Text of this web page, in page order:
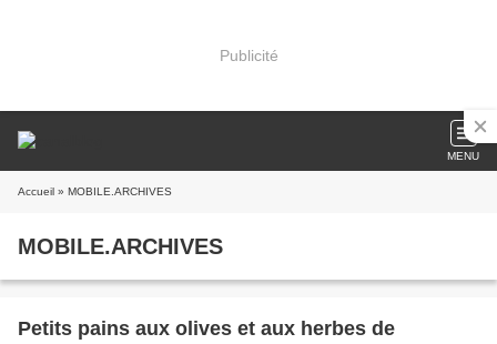
Publicité
MENU
Accueil » MOBILE.ARCHIVES
MOBILE.ARCHIVES
Petits pains aux olives et aux herbes de